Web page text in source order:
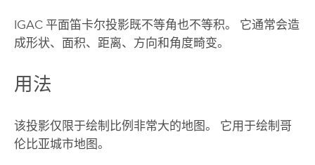
IGAC 平面笛卡尔投影既不等角也不等积。 它通常会造
成形状、面积、距离、方向和角度畸变。
用法
该投影仅限于绘制比例非常大的地图。 它用于绘制哥
伦比亚城市地图。